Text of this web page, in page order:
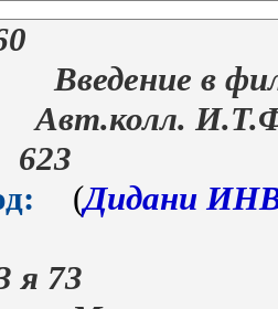
Введение в
Авт.колл.
623
(Дидани
я 73